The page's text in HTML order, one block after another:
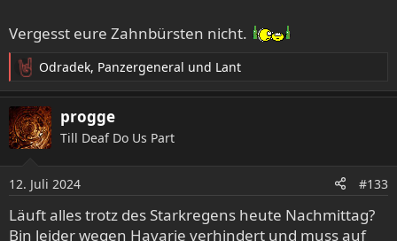
Vergesst eure Zahnbürsten nicht.
R
e
a
k
t
n
e
n
Odradek, Panzergeneral und Lant
progge
Till Deaf Do Us Part
12. Juli 2024 #133
Läuft alles trotz des Starkregens heute Nachmittag?
Bin leider wegen Havarie verhindert und muss auf